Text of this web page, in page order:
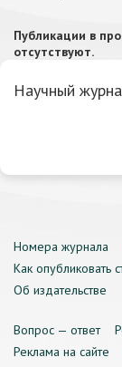
Публикации в
отсутствуют.
Научный
Номера журнала
Как опубликовать
Об издательстве
Вопрос — ответ
Реклама на сайте